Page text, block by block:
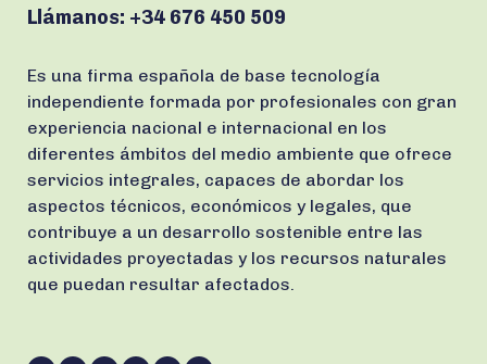
Llámanos: +34 676 450 509
Es una firma española de base tecnología
independiente formada por profesionales con gran
experiencia nacional e internacional en los
diferentes ámbitos del medio ambiente que ofrece
servicios integrales, capaces de abordar los
aspectos técnicos, económicos y legales, que
contribuye a un desarrollo sostenible entre las
actividades proyectadas y los recursos naturales
que puedan resultar afectados.